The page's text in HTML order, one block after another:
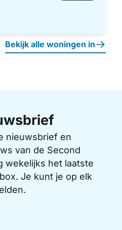
Bekijk alle woningen in
nieuwsbrief en
van de Second
wekelijks het laatste
Je kunt je op elk